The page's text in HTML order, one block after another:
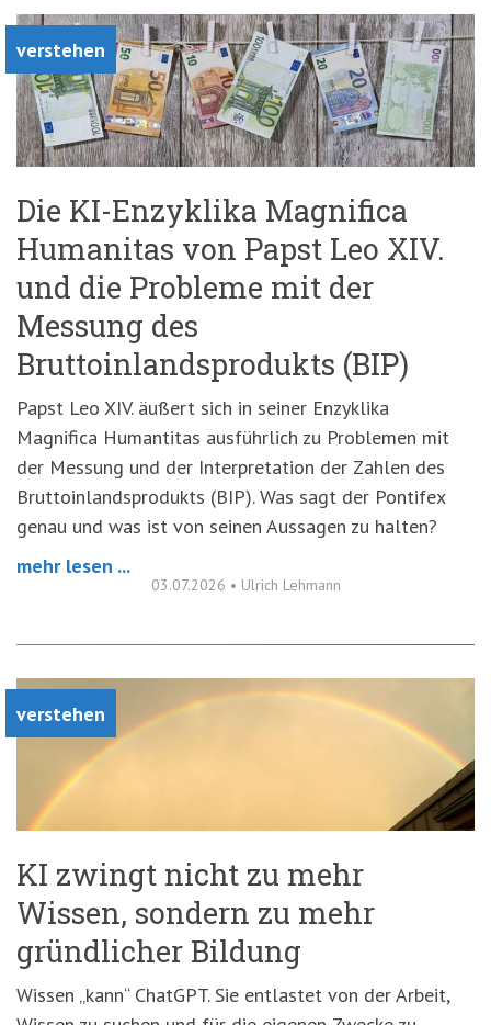
verstehen
Die KI-Enzyklika Magnifica
Humanitas von Papst Leo XIV.
und die Probleme mit der
Messung des
Bruttoinlandsprodukts (BIP)
Papst Leo XIV. äußert sich in seiner Enzyklika
Magnifica Humantitas ausführlich zu Problemen mit
der Messung und der Interpretation der Zahlen des
Bruttoinlandsprodukts (BIP). Was sagt der Pontifex
genau und was ist von seinen Aussagen zu halten?
mehr lesen ...
03.07.2026 • Ulrich Lehmann
verstehen
KI zwingt nicht zu mehr
Wissen, sondern zu mehr
gründlicher Bildung
Wissen „kann“ ChatGPT. Sie entlastet von der Arbeit,